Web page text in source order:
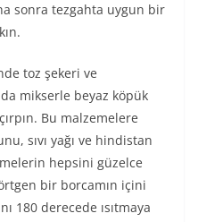
sonra tezgahta uygun bir
toz şekeri ve
mikserle beyaz köpük
Bu malzemelere
sıvı yağı ve hindistan
hepsini güzelce
bir borcamın içini
180 derecede ısıtmaya